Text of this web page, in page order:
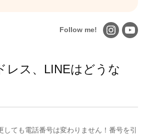
Follow me!
ス、LINEはどうな
ても電話番号は変わりません！番号を引